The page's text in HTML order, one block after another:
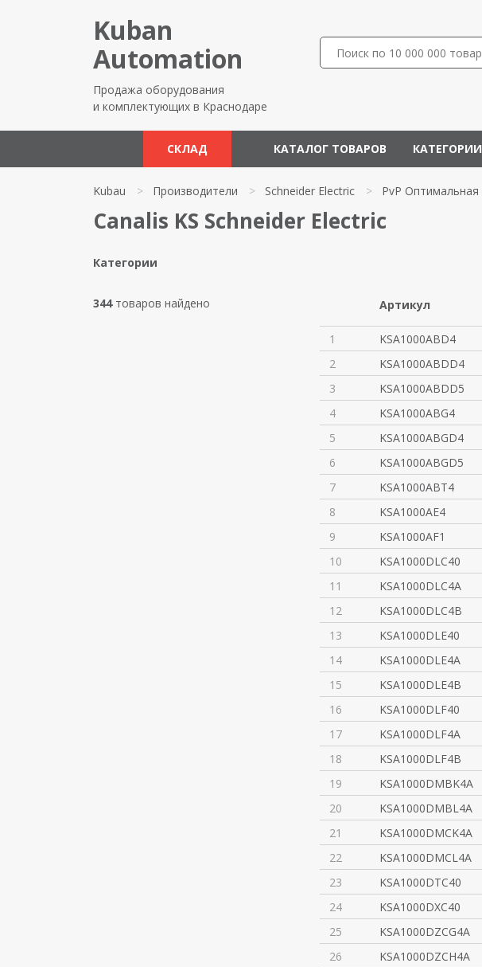
Kuban
Automation
Продажа оборудования
и комплектующих в Краснодаре
СКЛАД КАТАЛОГ ТОВАРОВ КАТЕГОРИИ
Kubau > Производители > Schneider Electric > PvP Оптимальная
Canalis KS Schneider Electric
Категории
344товаров найдено Артикул
1 KSA1000ABD4
2 KSA1000ABDD4
3 KSA1000ABDD5
4 KSA1000ABG4
5 KSA1000ABGD4
6 KSA1000ABGD5
7 KSA1000ABT4
8 KSA1000AE4
9 KSA1000AF1
10 KSA1000DLC40
11 KSA1000DLC4A
12 KSA1000DLC4B
13 KSA1000DLE40
14 KSA1000DLE4A
15 KSA1000DLE4B
16 KSA1000DLF40
17 KSA1000DLF4A
18 KSA1000DLF4B
19 KSA1000DMBK4A
20 KSA1000DMBL4A
21 KSA1000DMCK4A
22 KSA1000DMCL4A
23 KSA1000DTC40
24 KSA1000DXC40
25 KSA1000DZCG4A
26 KSA1000DZCH4A